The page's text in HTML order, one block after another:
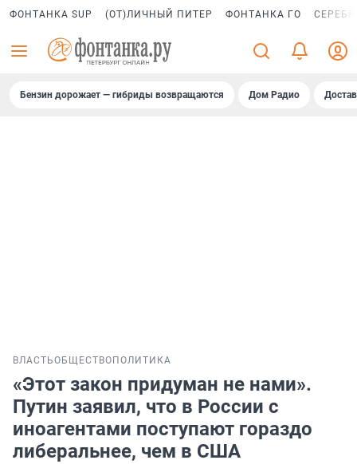
ФОНТАНКА SUP (ОТ)ЛИЧНЫЙ ПИТЕР ФОНТАНКА ГО
Бензин дорожает — гибриды возвращаются Дом Радио
ВЛАСТЬОБЩЕСТВО ПОЛИТИКА
«Этот закон придуман не нами».
Путин заявил, что в России с
иноагентами поступают гораздо
либеральнее, чем в США